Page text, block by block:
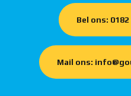
Bel ons: 0182
Mail ons: